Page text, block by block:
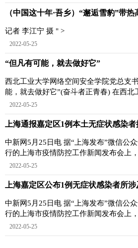
（中国这十年·吾乡）“邂逅雪豹”带热
记者 李江宁 摄 " >
2022-05-25
“但凡有可能，就去做好它”
西北工业大学网络空间安全学院党总
能，就去做好它”(奋斗者正青春) 在西北
院，党总支书记王
2022-05-25
中新网5月25日电 据“上海发布”微信公
行的上海市疫情防控工作新闻发布会上
任赵丹丹介绍，
2022-05-25
上海嘉定区公布1例无症状感染者所
中新网5月25日电 据“上海发布”微信公
行的上海市疫情防控工作新闻发布会上
介绍：5月24日
2022-05-25